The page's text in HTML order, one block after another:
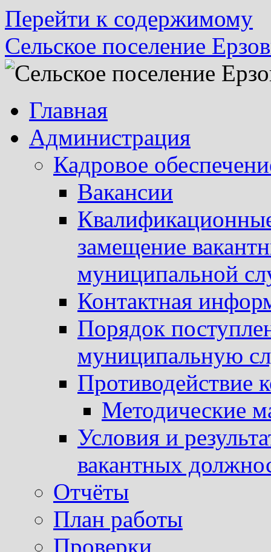
Перейти к содержимому
Сельское поселение
Главная
Администрация
Кадровое
Вакансии
замещение
муниципальной
Контактная
Порядок
муниципальную
Противодействие
Методические
Условия и
вакантных
Отчёты
План работы
Проверки